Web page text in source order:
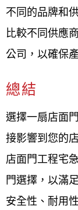
不同的品牌和
比較不同供應
公司，以確保
總結
選擇一扇店面
接影響到您的
店面門工程宅
門選擇，以滿
安全性、耐用